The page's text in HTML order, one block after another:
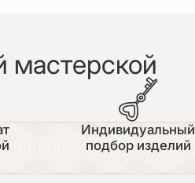
мастерской
Индивидуальный
подбор изделий